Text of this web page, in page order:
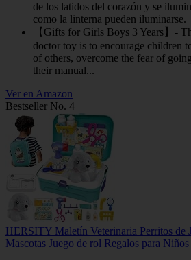
de los latidos del corazón y se
como la linterna pueden iluminarse.
【Gifts for Girls Boys 3 Years】-
doctor toy is to encourage children
of others, overcome the fear of
their manual...
Ver en Amazon
Bestseller No. 4
HERSITY Maletín Veterinaria Perritos de
Mascotas Juego de rol Regalos para